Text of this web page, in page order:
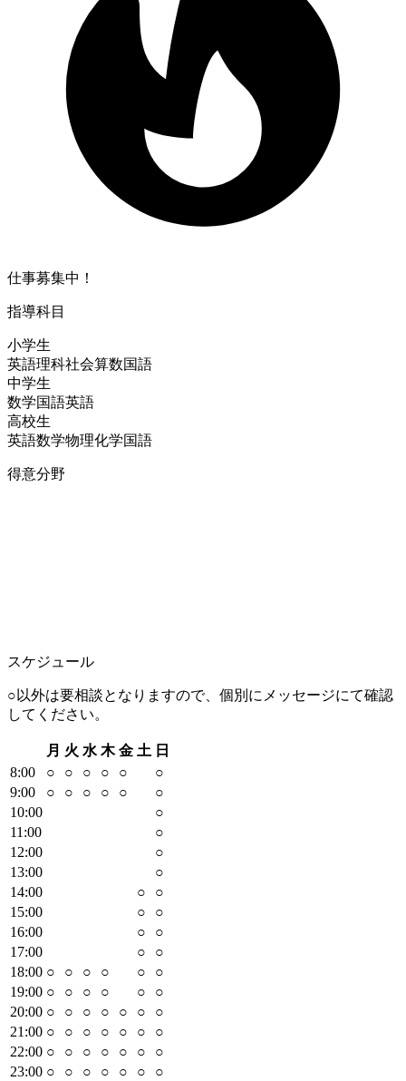
仕事募集中！
指導科目
小学生
英語理科社会算数国語
中学生
数学国語英語
高校生
英語数学物理化学国語
得意分野
スケジュール
○以外は要相談となりますので、個別にメッセージにて確認
してください。
月 火 水 木 金 土 日
8:00 ○ ○ ○ ○ ○
○
9:00 ○ ○ ○ ○ ○
○
10:00
○
11 :00
○
12:00
○
13:00
○
14:00 ○
○
15:00 ○
○
16:00 ○
○
17:00 ○
○
18:00 ○ ○ ○ ○ ○
○
19:00 ○ ○ ○ ○ ○
○
20:00 ○ ○ ○ ○ ○ ○
○
21 :00 ○ ○ ○ ○ ○ ○
○
22:00 ○ ○ ○ ○ ○ ○
○
23:00 ○ ○ ○ ○ ○ ○ ○